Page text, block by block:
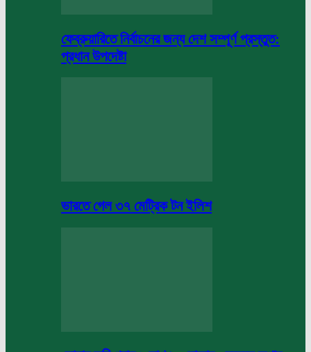
ফেব্রুয়ারিতে নির্বাচনের জন্য দেশ সম্পূর্ণ প্রস্তুত:
প্রধান উপদেষ্টা
ভারতে গেল ৩৭ মেট্রিক টন ইলিশ